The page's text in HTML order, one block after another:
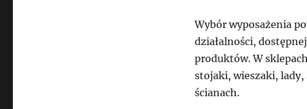
Wybór wyposażenia
działalności,
produktów. W
stojaki, wieszaki, lady,
ścianach.